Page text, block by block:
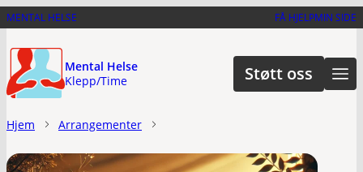
Hopp
hovedinnhold
MENTAL HELSE FÅ HJELPMIN SIDE
Mental Helse
Klepp/Time
Støtt oss
Hjem Arrangementer